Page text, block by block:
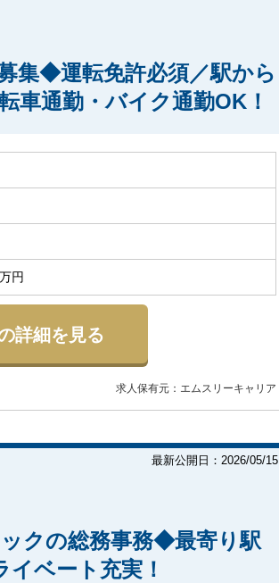
集◆運転免許必須／駅から
車通勤・バイク通勤OK！
円
詳細を見る
求人保有元：エムスリーキャリア
最新公開日：2026/05/15
クの総務事務◆最寄り駅
ベート充実！